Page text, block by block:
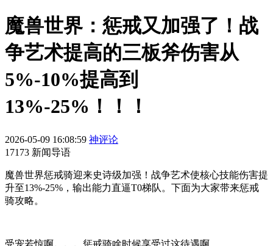
魔兽世界：惩戒又加强了！战
争艺术提高的三板斧伤害从
5%-10%提高到
13%-25%！！！
2026-05-09 16:08:59 神评论
17173 新闻导语
魔兽世界惩戒骑迎来史诗级加强！战争艺术使核心技能伤害提
升至13%-25%，输出能力直逼T0梯队。下面为大家带来惩戒
骑攻略。
受宠若惊啊。。。惩戒骑啥时候享受过这待遇啊